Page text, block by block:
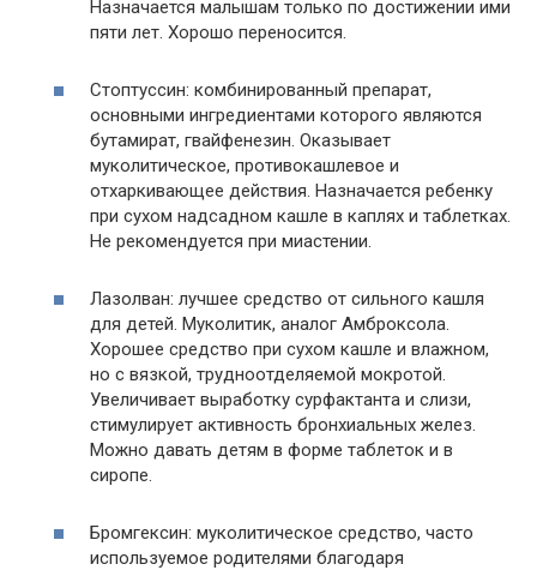
Назначается малышам только по достижении ими
пяти лет. Хорошо переносится.
Стоптуссин: комбинированный препарат,
основными ингредиентами которого являются
бутамират, гвайфенезин. Оказывает
муколитическое, противокашлевое и
отхаркивающее действия. Назначается ребенку
при сухом надсадном кашле в каплях и таблетках.
Не рекомендуется при миастении.
Лазолван: лучшее средство от сильного кашля
для детей. Муколитик, аналог Амброксола.
Хорошее средство при сухом кашле и влажном,
но с вязкой, трудноотделяемой мокротой.
Увеличивает выработку сурфактанта и слизи,
стимулирует активность бронхиальных желез.
Можно давать детям в форме таблеток и в
сиропе.
Бромгексин: муколитическое средство, часто
используемое родителями благодаря